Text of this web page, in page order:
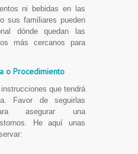
ni bebidas en las
sus familiares pueden
dónde quedan las
más cercanos para
o Procedimiento
que tendrá
Favor de seguirlas
asegurar una
He aquí unas